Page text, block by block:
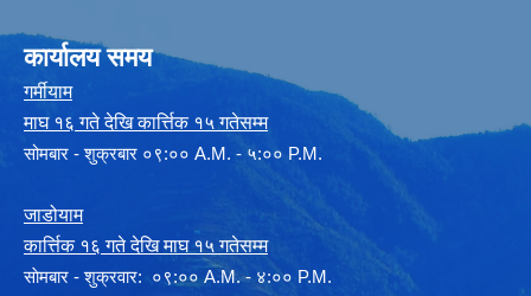
कार्यालय समय
गर्मीयाम
माघ १६ गते देखि कार्त्तिक १५ गतेसम्म
सोमबार - शुक्रबार ०९:०० A.M. - ५:०० P.M.
जाडोयाम
कार्त्तिक १६ गते देखि माघ १५ गतेसम्म
साेमबार - शुक्रवार: ०९:०० A.M. - ४:०० P.M.